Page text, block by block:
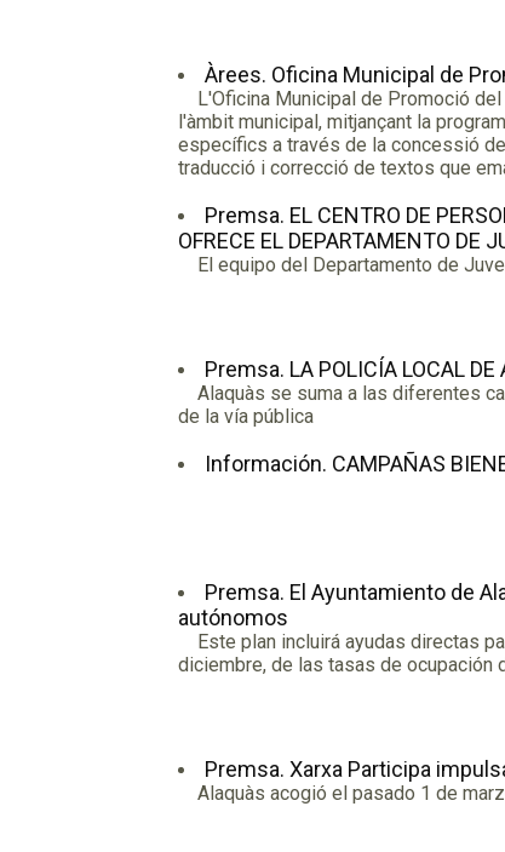
Àrees. Oficina Municipal de
L'Oficina Municipal de Promoció del
l'àmbit municipal, mitjançant la
específics a través de la concessió
traducció i correcció de textos que
Premsa. EL CENTRO DE
OFRECE EL DEPARTAMENTO DE
El equipo del Departamento de
Premsa. LA POLICÍA LOCAL DE
Alaquàs se suma a las diferentes
de la vía pública
Información. CAMPAÑAS
Premsa. El Ayuntamiento de
autónomos
Este plan incluirá ayudas directas
diciembre, de las tasas de ocupación
Premsa. Xarxa Participa
Alaquàs acogió el pasado 1 de